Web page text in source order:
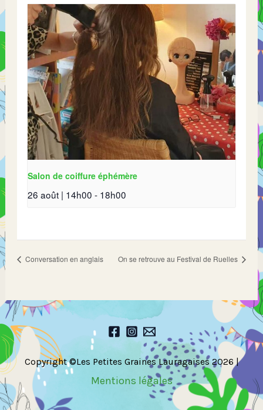
Salon de coiffure éphémère
26 août | 14h00 - 18h00
Conversation en anglais On se retrouve au Festival de Ruelles
Copyright ©Les Petites Graines Lauragaises 2026 |
Mentions légales